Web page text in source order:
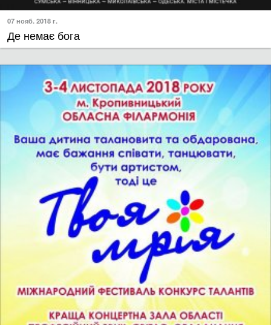
07 нояб. 2018 г.
Де немає бога